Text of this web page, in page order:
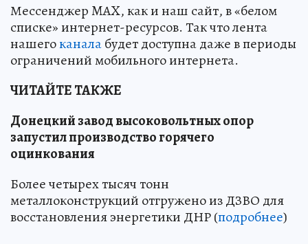
Мессенджер MAX, как и наш сайт, в «белом
списке» интернет-ресурсов. Так что лента
нашегоканалабудет доступна даже в периоды
ограничений мобильного интернета.
ЧИТАЙТЕ ТАКЖЕ
Донецкий завод высоковольтных опор
запустил производство горячего
оцинкования
Более четырех тысяч тонн
металлоконструкций отгружено из ДЗВО для
восстановления энергетики ДНР (подробнее)